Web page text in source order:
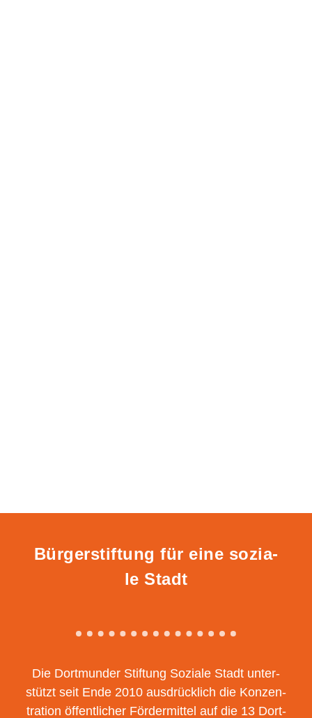
Bür­ger­stif­tung für eine sozia­
le Stadt
Die Dort­mun­der Stif­tung Sozia­le Stadt unter­
stützt seit Ende 2010 aus­drück­lich die Kon­zen­
tra­ti­on öffent­li­cher För­der­mit­tel auf die 13 Dort­